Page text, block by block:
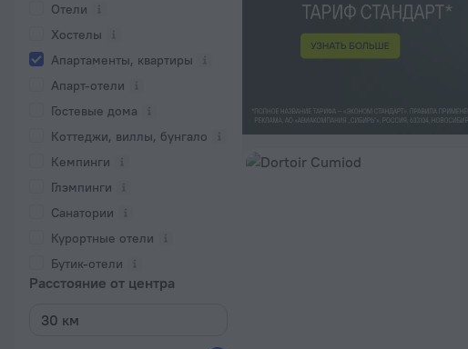
Отели
Хостелы
Апартаменты, квартиры
Апарт-отели
Гостевые дома
Коттеджи, виллы, бунгало
Кемпинги
Глэмпинги
Санатории
Курортные отели
Бутик-отели
Расстояние от центра